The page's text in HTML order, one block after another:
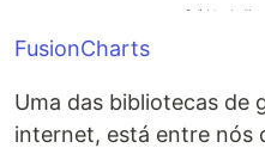
FusionCharts
Uma das bibliotecas de
internet, está entre nós